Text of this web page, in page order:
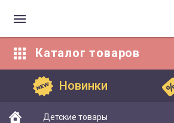
Каталог товаров
Новинки
Детские товары